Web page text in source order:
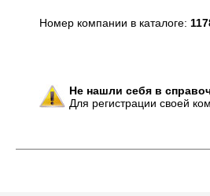
Номер компании в каталоге:
Не нашли себя в
Для регистрации своей